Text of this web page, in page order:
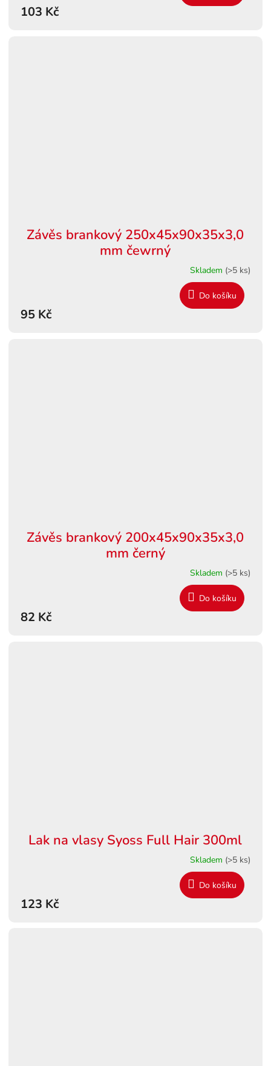
103 Kč
Závěs brankový 250x45x90x35x3,0
mm čewrný
Skladem (>5 ks)
95 Kč
Do košíku
Závěs brankový 200x45x90x35x3,0
mm černý
Skladem (>5 ks)
82 Kč
Do košíku
Lak na vlasy Syoss Full Hair 300ml
Skladem (>5 ks)
123 Kč
Do košíku